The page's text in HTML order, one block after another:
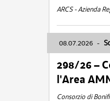
ARCS - Azienda
08.07.2026 -
298/26 –
l'Area
Consorzio di